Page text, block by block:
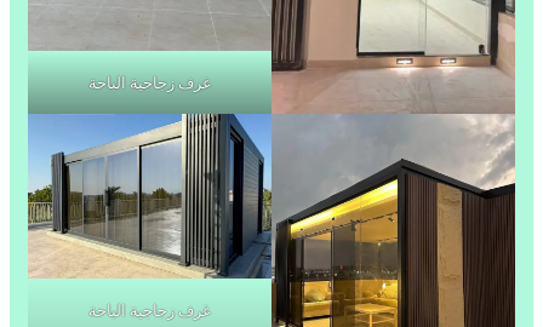
غرف زجاجية الباحة
غرف زجاجية الباحة